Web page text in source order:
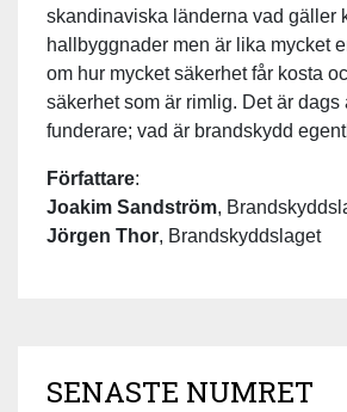
skandinaviska länderna vad gäller
hallbyggnader men är lika mycket
om hur mycket säkerhet får kosta
säkerhet som är rimlig. Det är dags
funderare; vad är brandskydd
Författare:
Joakim Sandström,
Jörgen Thor, Brandskyddslaget
SENASTE NUMRET